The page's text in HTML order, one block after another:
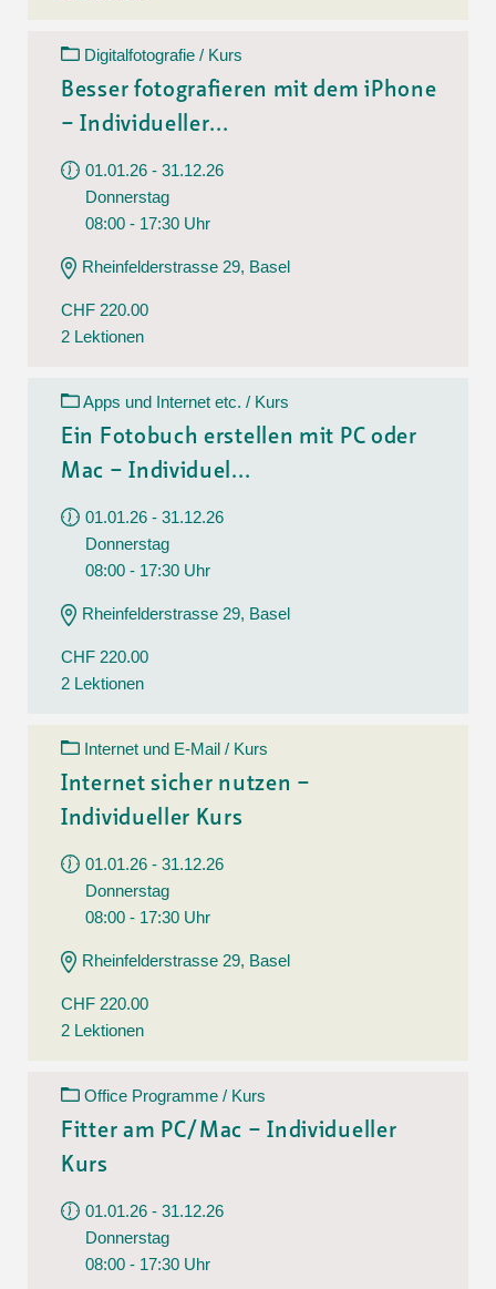
Digitalfotografie / Kurs
Besser fotografieren mit dem iPhone
– Individueller...
01.01.26 - 31.12.26
Donnerstag
08:00 - 17:30 Uhr
Rheinfelderstrasse 29, Basel
CHF 220.00
2 Lektionen
Apps und Internet etc. / Kurs
Ein Fotobuch erstellen mit PC oder
Mac – Individuel...
01.01.26 - 31.12.26
Donnerstag
08:00 - 17:30 Uhr
Rheinfelderstrasse 29, Basel
CHF 220.00
2 Lektionen
Internet und E-Mail / Kurs
Internet sicher nutzen –
Individueller Kurs
01.01.26 - 31.12.26
Donnerstag
08:00 - 17:30 Uhr
Rheinfelderstrasse 29, Basel
CHF 220.00
2 Lektionen
Office Programme / Kurs
Fitter am PC/Mac – Individueller
Kurs
01.01.26 - 31.12.26
Donnerstag
08:00 - 17:30 Uhr